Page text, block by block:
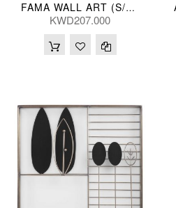
FAMA WALL ART (S/2) 48/40L(CM)
KWD207.000